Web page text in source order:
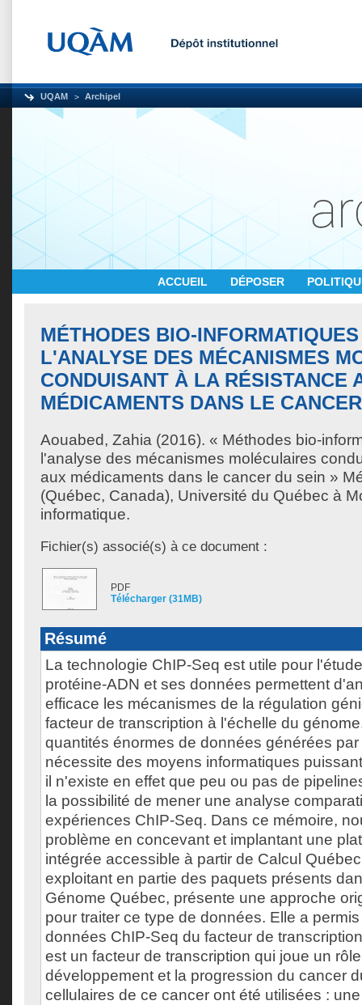
UQAM Archipel
ACCUEIL DÉPOSER
MÉTHODES BIO-
L'ANALYSE DES MÉCANISMES
CONDUISANT À LA RÉSISTANCE
MÉDICAMENTS DANS LE
Aouabed, Zahia (2016). « Méthodes bio-
l'analyse des mécanismes moléculaires
aux médicaments dans le cancer du sein »
(Québec, Canada), Université du Québec à
informatique.
Fichier(s) associé(s) à ce document :
PDF
Télécharger (31MB)
Résumé
La technologie ChIP-Seq est utile pour
protéine-ADN et ses données permettent
efficace les mécanismes de la régulation
facteur de transcription à l'échelle du
quantités énormes de données générées
nécessite des moyens informatiques
il n'existe en effet que peu ou pas de
la possibilité de mener une analyse
expériences ChIP-Seq. Dans ce mémoire,
problème en concevant et implantant une
intégrée accessible à partir de Calcul
exploitant en partie des paquets présents
Génome Québec, présente une approche
pour traiter ce type de données. Elle a
données ChIP-Seq du facteur de
est un facteur de transcription qui joue un
développement et la progression du cancer
cellulaires de ce cancer ont été utilisées :